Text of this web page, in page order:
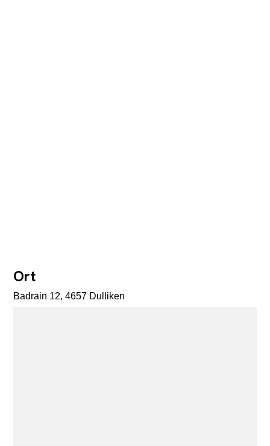
Ort
Badrain 12, 4657 Dulliken